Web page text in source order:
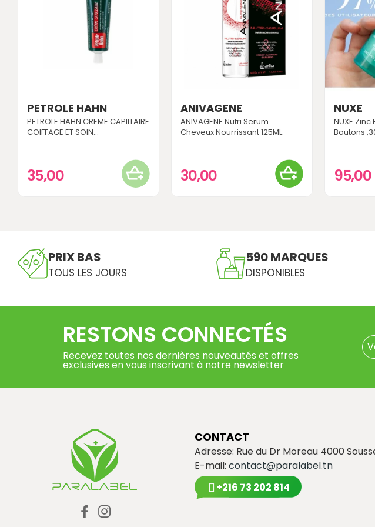
PETROLE HAHN
PETROLE HAHN CREME CAPILLAIRE
COIFFAGE ET SOIN...
35,00
ANIVAGENE
ANIVAGENE Nutri Serum
Cheveux Nourrissant 125ML
30,00
NUXE
NUXE
Boutons
95,00
PRIX BAS
TOUS LES JOURS
590 MARQUES
DISPONIBLES
RESTONS CONNECTÉS
Recevez toutes nos dernières nouveautés et offres
exclusives en vous inscrivant à notre newsletter
CONTACT
Adresse: Rue du Dr Moreau 4000
E-mail: contact@paralabel.tn
+216 73 202 814